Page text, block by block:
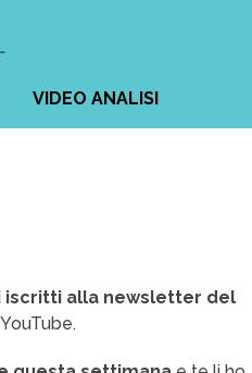
VIDEO ANALISI
iscritti alla newsletter del